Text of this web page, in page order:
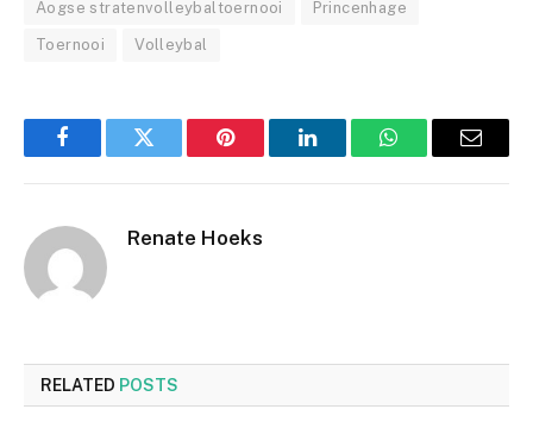
Aogse stratenvolleybaltoernooi Princenhage
Toernooi Volleybal
FacebookTwitter Pinterest LinkedInWhatsAppEmail
Renate Hoeks
RELATED POSTS